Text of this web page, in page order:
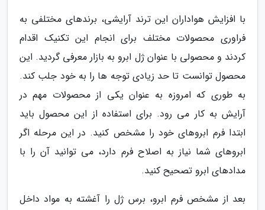
با افزایش هواداران این ترند آرایشی، برندهای مختلفی به
فراوری محصولات مختلف برای انجام این تکنیک اقدام
کردند و محصولی با عنوان ژل ابرو به بازار معرفی گردید. این
محصول توانست تا حد زیادی توجه ها را به خود جلب کند.
به طوری که امروزه به عنوان یکی از محصولات مهم در
آرایش به کار می رود. برای استفاده از این محصول باید
ابتدا فرم ابروهای خود را مشخص کنید. در این مرحله اگر
ابروهای شما نیاز به اصلاح فرم دارد، می توانید آن را با
مدادهای ابرو تصحیح کنید.
بعد از مشخص فرم ابرو، برس ژل را آغشته به مواد داخل